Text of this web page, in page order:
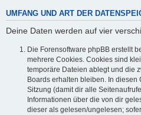
UMFANG UND ART DER
Deine Daten werden auf vier
Die Forensoftware phpBB erstellt
mehrere Cookies. Cookies sind
temporäre Dateien ablegt und die
Boards erhalten bleiben. In
Sitzung (damit dir alle
Informationen über die von dir
dieser als gelesen/ungelesen;